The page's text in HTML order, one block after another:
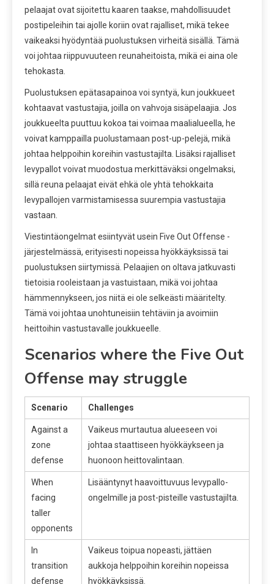
pelaajat ovat sijoitettu kaaren taakse, mahdollisuudet
postipeleihin tai ajolle koriin ovat rajalliset, mikä tekee
vaikeaksi hyödyntää puolustuksen virheitä sisällä. Tämä
voi johtaa riippuvuuteen reunaheitoista, mikä ei aina ole
tehokasta.
Puolustuksen epätasapainoa voi syntyä, kun joukkueet
kohtaavat vastustajia, joilla on vahvoja sisäpelaajia. Jos
joukkueelta puuttuu kokoa tai voimaa maalialueella, he
voivat kamppailla puolustamaan post-up-pelejä, mikä
johtaa helppoihin koreihin vastustajilta. Lisäksi rajalliset
levypallot voivat muodostua merkittäväksi ongelmaksi,
sillä reuna pelaajat eivät ehkä ole yhtä tehokkaita
levypallojen varmistamisessa suurempia vastustajia
vastaan.
Viestintäongelmat esiintyvät usein Five Out Offense -
järjestelmässä, erityisesti nopeissa hyökkäyksissä tai
puolustuksen siirtymissä. Pelaajien on oltava jatkuvasti
tietoisia rooleistaan ja vastuistaan, mikä voi johtaa
hämmennykseen, jos niitä ei ole selkeästi määritelty.
Tämä voi johtaa unohtuneisiin tehtäviin ja avoimiin
heittoihin vastustavalle joukkueelle.
Scenarios where the Five Out
Offense may struggle
Scenario Challenges
Against a
zone
defense
Vaikeus murtautua alueeseen voi
johtaa staattiseen hyökkäykseen ja
huonoon heittovalintaan.
When
facing
taller
opponents
Lisääntynyt haavoittuvuus levypallo-
ongelmille ja post-pisteille vastustajilta.
In
transition
defense
Vaikeus toipua nopeasti, jättäen
aukkoja helppoihin koreihin nopeissa
hyökkäyksissä.